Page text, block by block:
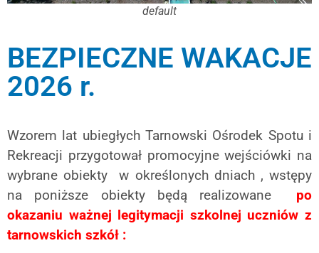
default
BEZPIECZNE WAKACJE
2026 r.
Wzorem lat ubiegłych Tarnowski Ośrodek Spotu i
Rekreacji przygotował promocyjne wejściówki na
wybrane obiekty w określonych dniach , wstępy
na poniższe obiekty będą realizowane
po
okazaniu ważnej legitymacji szkolnej uczniów z
tarnowskich szkół :